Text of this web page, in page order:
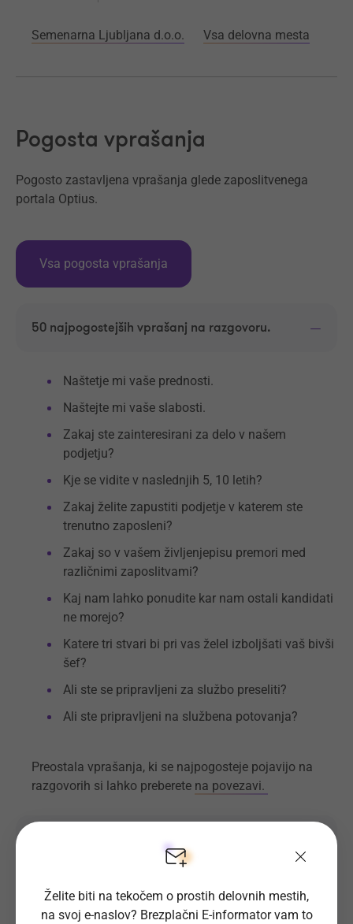
Semenarna Ljubljana d.o.o. Vsa delovna mesta
Pogosta vprašanja
Pogosto zastavljena vprašanja glede zaposlitvenega
portala Optius.
Vsa pogosta vprašanja
50 najpogostejših vprašanj na razgovoru.
Naštetje mi vaše prednosti.
Naštejte mi vaše slabosti.
Zakaj ste zainteresirani za delo v našem
podjetju?
Kje se vidite v naslednjih 5, 10 letih?
Zakaj želite zapustiti podjetje v katerem ste
trenutno zaposleni?
Zakaj so v vašem življenjepisu premori med
različnimi zaposlitvami?
Kaj nam lahko ponudite kar nam ostali kandidati
ne morejo?
Katere tri stvari bi pri vas želel izboljšati vaš bivši
šef?
Ali ste se pripravljeni za službo preseliti?
Ali ste pripravljeni na službena potovanja?
Preostala vprašanja, ki se najpogosteje pojavijo na
razgovorih si lahko preberete na povezavi.
Ali se EUROPASS CV še uporablja?
Kaj je E-informator in kako se nanj prijavim?
Želite biti na tekočem o prostih delovnih mestih,
na svoj e-naslov? Brezplačni E-informator vam to